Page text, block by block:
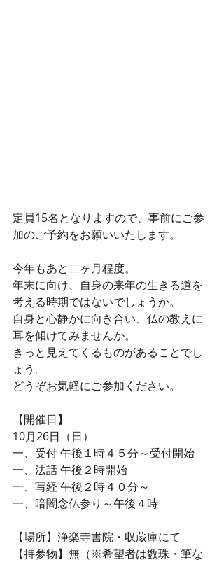
定員15名となりますので、事前にご参
加のご予約をお願いいたします。
今年もあと二ヶ月程度。
年末に向け、自身の来年の生きる道を
考える時期ではないでしょうか。
自身と心静かに向き合い、仏の教えに
耳を傾けてみませんか。
きっと見えてくるものがあることでし
ょう。
どうぞお気軽にご参加ください。
【開催日】
10月26日（日）
一、受付 午後１時４５分～受付開始
一、法話 午後２時開始
一、写経 午後２時４０分～
一、暗闇念仏参り～午後４時
【場所】浄楽寺書院・収蔵庫にて
【持参物】無（※希望者は数珠・筆な